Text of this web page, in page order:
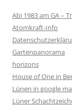
Abi 1983 am GA –
Atomkraft-Info
Gartenpanorama
horizons
House of One in
Lünen in google
Lüner